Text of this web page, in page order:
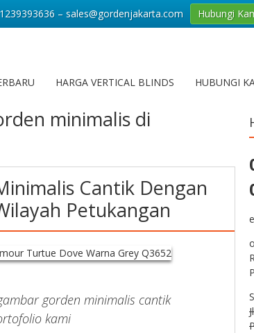
HARGA VERTICAL BLINDS HUBUNGI
minimalis di
Cantik Dengan
Petukangan
gorden minimalis cantik
kami
– sales@gordenjakarta.com Hubungi